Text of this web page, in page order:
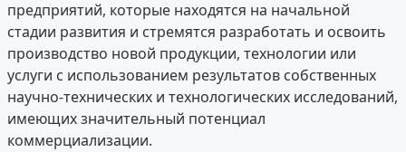
предприятий, которые находятся на начальной
стадии развития и стремятся разработать и освоить
производство новой продукции, технологии или
услуги с использованием результатов собственных
научно-технических и технологических исследований,
имеющих значительный потенциал
коммерциализации.